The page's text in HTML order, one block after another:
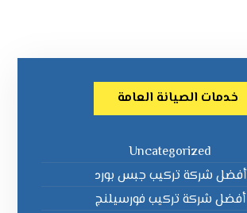
خدمات الصيانة العامة
Uncategorized
أفضل شركة تركيب جبس بورد
أفضل شركة تركيب فورسيلنج